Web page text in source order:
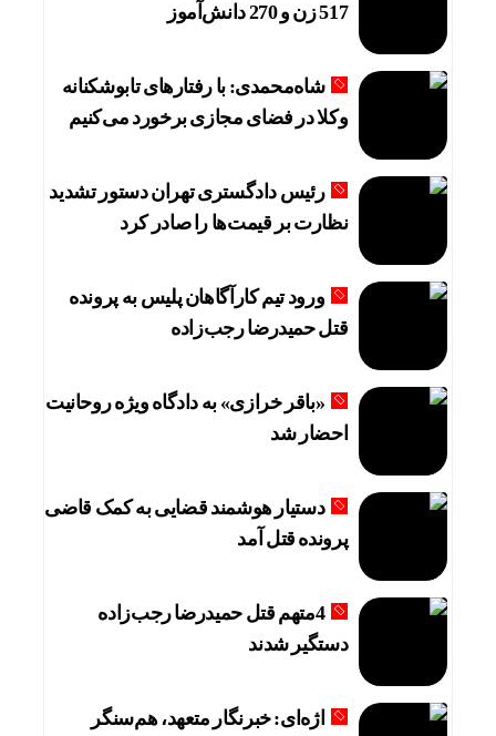
517 زن و 270 دانش‌آموز
شاه‌محمدی: با رفتارهای تابوشکنانه
وکلا در فضای مجازی برخورد می‌کنیم
رئیس دادگستری تهران دستور تشدید
نظارت بر قیمت‌ها را صادر کرد
ورود تیم کارآگاهان پلیس به پرونده
قتل حمیدرضا رجب‌زاده
«باقر خرازی» به دادگاه ویژه روحانیت
احضار شد
دستیار هوشمند قضایی به کمک قاضی
پرونده قتل آمد
4متهم قتل حمیدرضا رجب‌زاده
دستگیر شدند
اژه‌ای: خبرنگار متعهد، هم‌سنگر